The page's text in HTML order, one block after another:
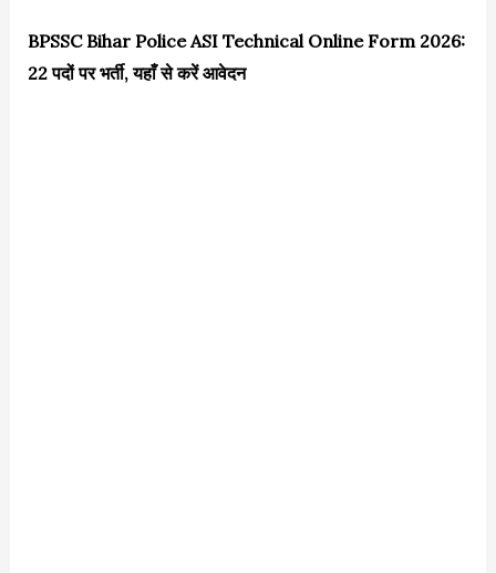
BPSSC Bihar Police ASI Technical Online Form 2026:
22 पदों पर भर्ती, यहाँ से करें आवेदन